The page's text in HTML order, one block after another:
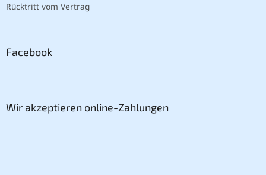
Rücktritt vom Vertrag
Facebook
Wir akzeptieren online-Zahlungen